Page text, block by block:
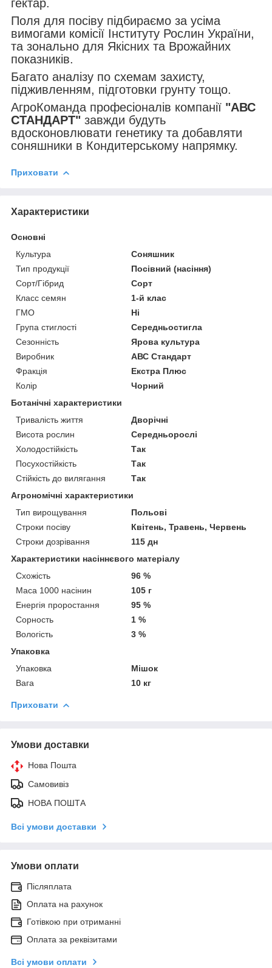
гектар.
Поля для посіву підбираємо за усіма
вимогами комісії Інституту Рослин України,
та зонально для Якісних та Врожайних
показників.
Багато аналізу по схемам захисту,
підживленням, підготовки грунту тощо.
АгроКоманда професіоналів компанії "АВС
СТАНДАРТ" завжди будуть
вдосконовлювати генетику та добавляти
соняшники в Кондитерському напрямку.
Приховати
Характеристики
Основні
Культура
Соняшник
Тип продукції
Посівний (насіння)
Сорт/Гібрид
Сорт
Класс семян
1-й клас
ГМО
Ні
Група стиглості
Середньостигла
Сезонність
Ярова культура
Виробник
АВС Стандарт
Фракція
Екстра Плюс
Колір
Чорний
Ботанічні характеристики
Тривалість життя
Дворічні
Висота рослин
Середньорослі
Холодостійкість
Так
Посухостійкість
Так
Стійкість до вилягання
Так
Агрономічні характеристики
Тип вирощування
Польові
Строки посіву
Квітень, Травень, Червень
Строки дозрівання
115 дн
Характеристики насіннєвого матеріалу
Схожість
96 %
Маса 1000 насінин
105 г
Енергія проростання
95 %
Сорность
1 %
Вологість
3 %
Упаковка
Упаковка
Мішок
Вага
10 кг
Приховати
Умови доставки
Нова Пошта
Самовивіз
НОВА ПОШТА
Всі умови доставки
Умови оплати
Післяплата
Оплата на рахунок
Готівкою при отриманні
Оплата за реквізитами
Всі умови оплати